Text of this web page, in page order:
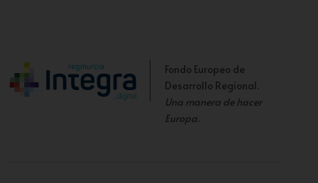
Fondo Europeo de
Desarrollo Regional.
Una manera de hacer
Europa.